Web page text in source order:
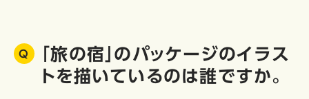
「旅の宿」のパッケージのイラス
トを描いているのは誰ですか。